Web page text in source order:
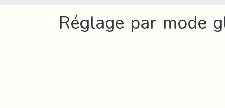
Réglage par mode